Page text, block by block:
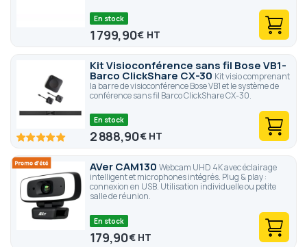
En stock
1 799,90€
Kit Visioconférence sans fil Bose VB1-
Barco ClickShare CX-30 Kit visio comprenant
la barre de visioconférence Bose VB1 et le système de
conférence sans fil Barco ClickShare CX-30.
100 100
En stock
2 888,90€
AVer CAM130 Webcam UHD 4K avec éclairage
intelligent et microphones intégrés. Plug & play :
connexion en USB. Utilisation individuelle ou petite
salle de réunion.
En stock
179,90€